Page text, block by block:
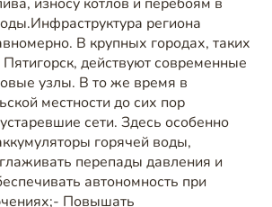
региона
В крупных городах, таких
действуют современные
узлы. В то же время в
местности до сих пор
сети. Здесь особенно
горячей воды,
перепады давления и
автономность при
Повышать